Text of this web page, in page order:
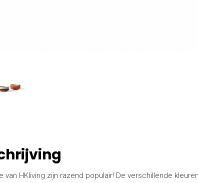
van HKliving zijn razend populair! De verschillende